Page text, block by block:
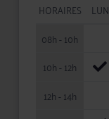
HORAIRES LUN
08h - 10h
10h - 12h
12h - 14h